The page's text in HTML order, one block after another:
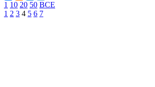
1 10 20 50 ВСЕ
1 2 3 4 5 6 7